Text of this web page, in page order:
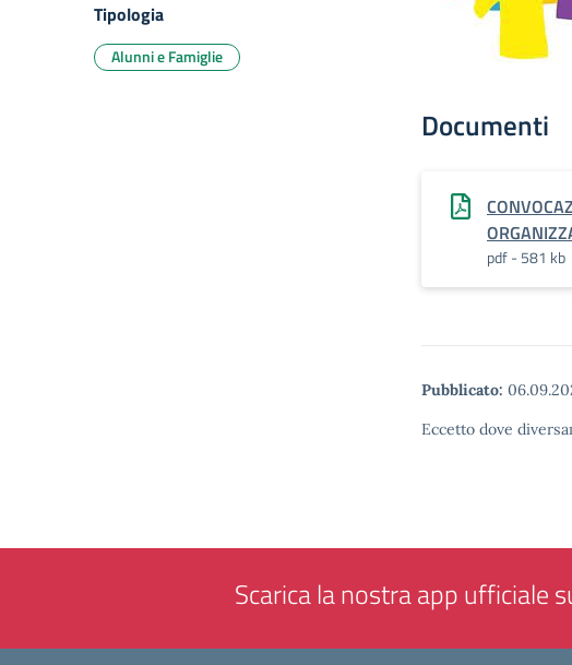
Documenti
pdf - 581 kb
Pubblicato:
Eccetto dove
Tipologia
Alunni e Famiglie
Scarica la nostra app ufficiale